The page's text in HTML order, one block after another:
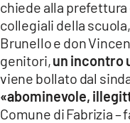
chiede alla
collegiali della
Brunello e don
genitori,un incontro
viene bollato dal
«abominevole,
Comune di Fabrizia